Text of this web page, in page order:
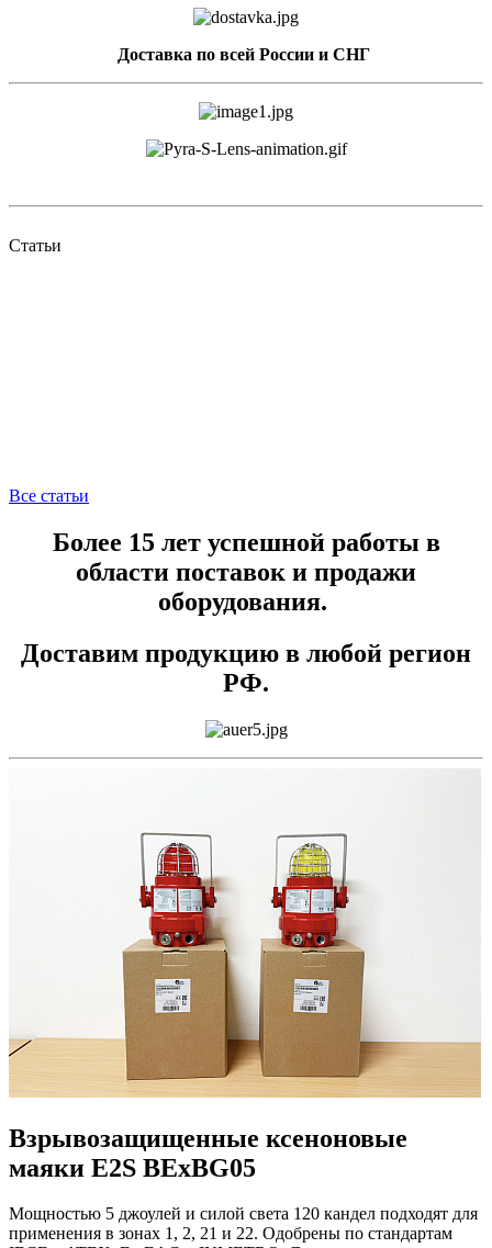
Доставка по всей России и СНГ
Статьи
Все статьи
Более 15 лет успешной работы в
области поставок и продажи
оборудования.
Доставим продукцию в любой регион
РФ.
Взрывозащищенные ксеноновые
маяки E2S BExBG05
Мощностью 5 джоулей и силой света 120 кандел подходят для
применения в зонах 1, 2, 21 и 22. Одобрены по стандартам